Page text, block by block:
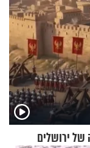
ירושלים